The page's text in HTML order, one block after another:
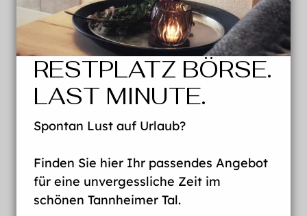
RESTPLATZ BÖRSE.
LAST MINUTE.
Spontan Lust auf Urlaub?
Finden Sie hier Ihr passendes Angebot
für eine unvergessliche Zeit im
schönen Tannheimer Tal.
An- und Abreisetag
Anreise